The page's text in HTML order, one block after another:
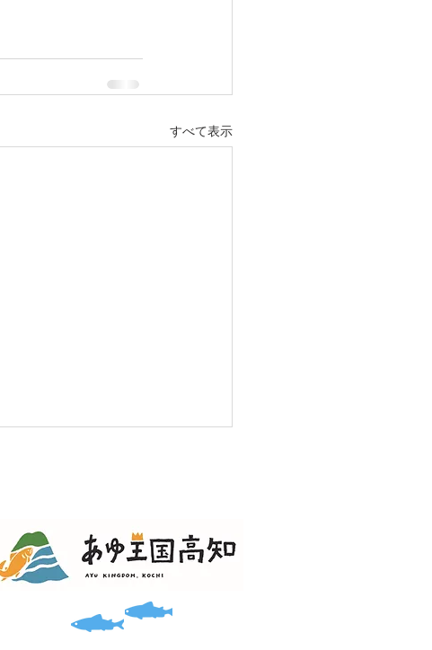
すべて表示
「仁淀川親子ふれあい交流体
験」実施。一部変更あり。